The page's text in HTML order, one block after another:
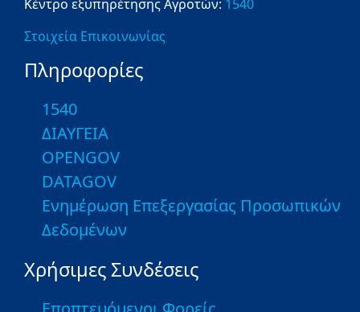
Κέντρο εξυπηρέτησης Αγροτών: 1540
Στοιχεία Επικοινωνίας
Πληροφορίες
1540
ΔΙΑΥΓΕΙΑ
OPENGOV
DATAGOV
Ενημέρωση Επεξεργασίας Προσωπικών
Δεδομένων
Χρήσιμες Συνδέσεις